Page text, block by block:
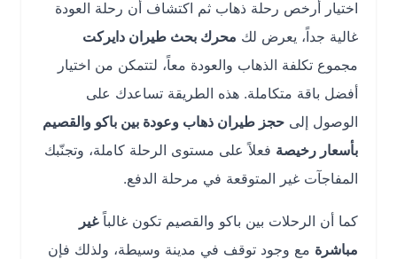
اختيار أرخص رحلة ذهاب ثم اكتشاف أن رحلة العودة
غالية جداً، يعرض لكمحرك بحث طيران دايركت
مجموع تكلفة الذهاب والعودة معاً، لتتمكن من اختيار
أفضل باقة متكاملة. هذه الطريقة تساعدك على
الوصول إلى حجز طيران ذهاب وعودة بين باكو والقصيم
بأسعار رخيصة فعلاً على مستوى الرحلة كاملة، وتجنّبك
المفاجآت غير المتوقعة في مرحلة الدفع.
كما أن الرحلات بين باكو والقصيم تكون غالباًغير
مباشرةمع وجود توقف في مدينة وسيطة، ولذلك فإن